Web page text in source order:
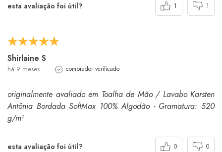
esta avaliação foi útil? 1 1
Shirlaine S
há 9 meses comprador verificado
originalmente avaliado em Toalha de Mão / Lavabo Karsten
Antônia Bordada SoftMax 100% Algodão - Gramatura: 520
g/m²
esta avaliação foi útil? 0 0